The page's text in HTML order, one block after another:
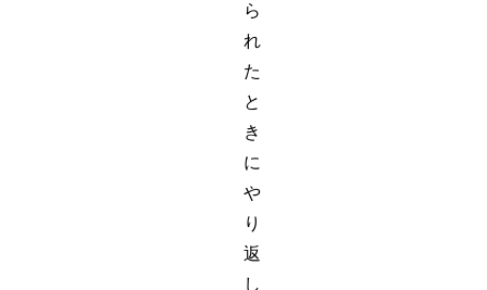
ら
れ
た
と
き
に
や
り
返
し